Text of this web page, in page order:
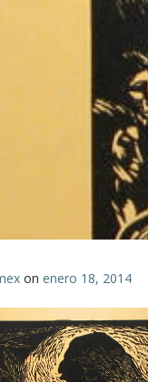
on enero 18, 2014